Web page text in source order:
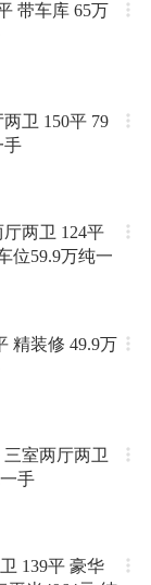
带车库 65万
卫 150平 79
手
两卫 124平
位59.9万纯一
精装修 49.9万
室两厅两卫
手
139平 豪华